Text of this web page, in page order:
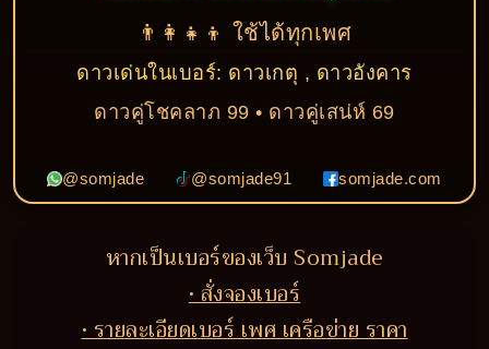
👨‍👩‍👧‍👦 ใช้ได้ทุกเพศ
ดาวเด่นในเบอร์: ดาวเกตุ , ดาวอังคาร
ดาวคู่โชคลาภ 99 • ดาวคู่เสน่ห์ 69
@somjade @somjade91 somjade.com
หากเป็นเบอร์ของเว็บ Somjade
• สั่งจองเบอร์
• รายละเอียดเบอร์ เพศ เครือข่าย ราคา